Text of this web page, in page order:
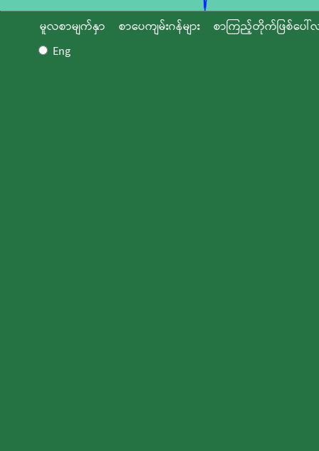
မူလစာမျက်နှာ စာပေကျမ်းဂန်များ
စာကြည့်တိုက်ဖြစ်ပေါ်
Eng